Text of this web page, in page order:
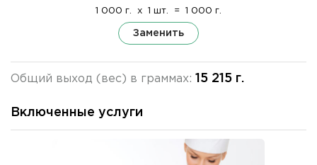
1 000 г. x 1 шт. = 1 000 г.
Заменить
Общий выход (вес) в граммах: 15 215 г.
Включенные услуги